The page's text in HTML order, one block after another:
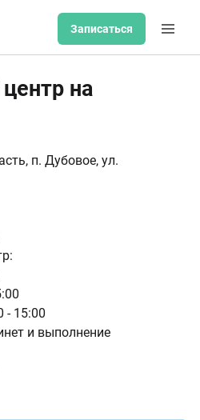
Записаться
на
п. Дубовое, ул.
- 15:00
и выполнение